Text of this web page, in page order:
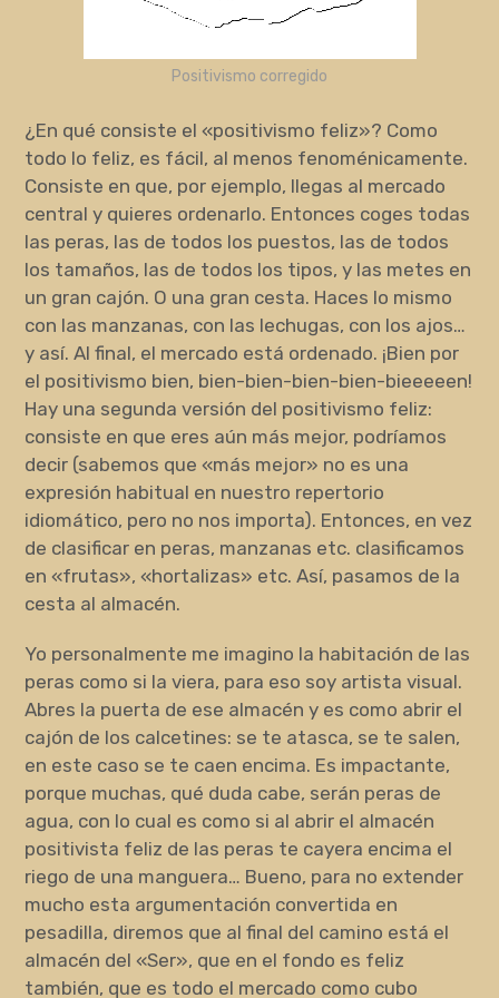
Positivismo corregido
¿En qué consiste el «positivismo feliz»? Como
todo lo feliz, es fácil, al menos fenoménicamente.
Consiste en que, por ejemplo, llegas al mercado
central y quieres ordenarlo. Entonces coges todas
las peras, las de todos los puestos, las de todos
los tamaños, las de todos los tipos, y las metes en
un gran cajón. O una gran cesta. Haces lo mismo
con las manzanas, con las lechugas, con los ajos…
y así. Al final, el mercado está ordenado. ¡Bien por
el positivismo bien, bien-bien-bien-bien-bieeeeen!
Hay una segunda versión del positivismo feliz:
consiste en que eres aún más mejor, podríamos
decir (sabemos que «más mejor» no es una
expresión habitual en nuestro repertorio
idiomático, pero no nos importa). Entonces, en vez
de clasificar en peras, manzanas etc. clasificamos
en «frutas», «hortalizas» etc. Así, pasamos de la
cesta al almacén.
Yo personalmente me imagino la habitación de las
peras como si la viera, para eso soy artista visual.
Abres la puerta de ese almacén y es como abrir el
cajón de los calcetines: se te atasca, se te salen,
en este caso se te caen encima. Es impactante,
porque muchas, qué duda cabe, serán peras de
agua, con lo cual es como si al abrir el almacén
positivista feliz de las peras te cayera encima el
riego de una manguera… Bueno, para no extender
mucho esta argumentación convertida en
pesadilla, diremos que al final del camino está el
almacén del «Ser», que en el fondo es feliz
también, que es todo el mercado como cubo